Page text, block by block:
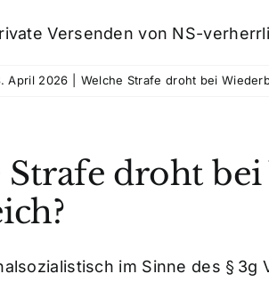
Versenden von NS-
April 2026 Welche Strafe droht bei
Strafe droht
im Sinne des § 3g